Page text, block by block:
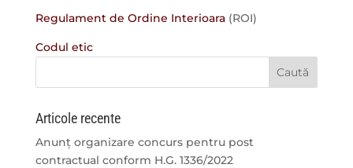
Regulament de Ordine Interioara(ROI)
Codul etic
Articole recente
Anunț organizare concurs pentru post
contractual conform H.G. 1336/2022